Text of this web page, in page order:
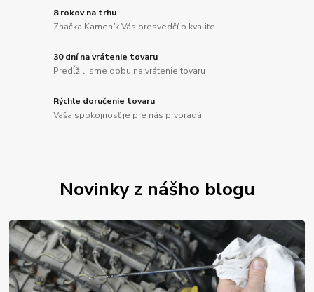
8 rokov na trhu
Značka Kameník Vás presvedčí o kvalite
30 dní na vrátenie tovaru
Predĺžili sme dobu na vrátenie tovaru
Rýchle doručenie tovaru
Vaša spokojnosť je pre nás prvoradá
Novinky z nášho blogu